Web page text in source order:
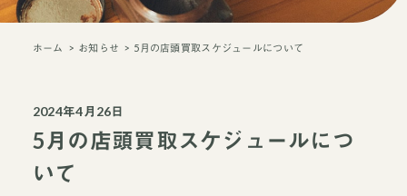
ホーム お知らせ 5月の店頭買取スケジュールについて
2024年4月26日
5月の店頭買取スケジュールにつ
いて